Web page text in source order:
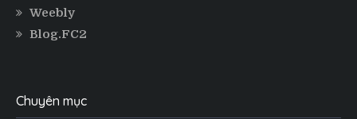
Weebly
Blog.FC2
Chuyên mục